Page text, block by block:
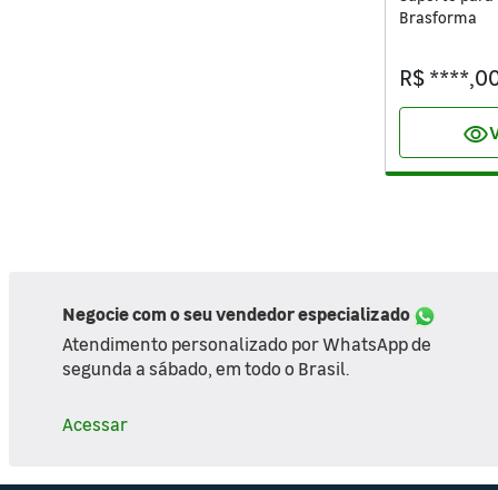
Brasforma
R$
visibility
Negocie com o seu vendedor especializado
Atendimento personalizado por WhatsApp de
segunda a sábado, em todo o Brasil.
Acessar